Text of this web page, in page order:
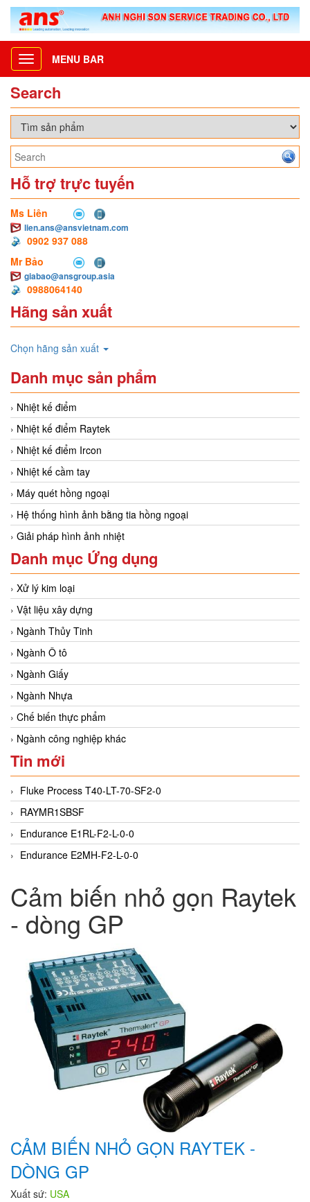
Toggle
navigation
MENU BAR
Search
Hỗ trợ trực tuyến
Ms Liên
lien.ans@ansvietnam.com
0902 937 088
Mr Bảo
giabao@ansgroup.asia
0988064140
Hãng sản xuất
Chọn hãng sản xuất
Danh mục sản phẩm
Nhiệt kế điểm
Nhiệt kế điểm Raytek
Nhiệt kế điểm Ircon
Nhiệt kế cầm tay
Máy quét hồng ngoại
Hệ thống hình ảnh bằng tia hồng ngoại
Giải pháp hình ảnh nhiệt
Danh mục Ứng dụng
Xử lý kim loại
Vật liệu xây dựng
Ngành Thủy Tinh
Ngành Ô tô
Ngành Giấy
Ngành Nhựa
Chế biến thực phẩm
Ngành công nghiệp khác
Tin mới
Fluke Process T40-LT-70-SF2-0
RAYMR1SBSF
Endurance E1RL-F2-L-0-0
Endurance E2MH-F2-L-0-0
Cảm biến nhỏ gọn Raytek
- dòng GP
CẢM BIẾN NHỎ GỌN RAYTEK -
DÒNG GP
Xuất sứ: USA